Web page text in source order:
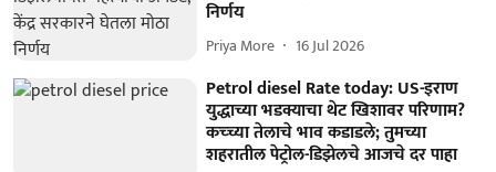
निर्णय
Priya More 16 Jul 2026
Petrol diesel Rate today: US-इराण
युद्धाच्या भडक्याचा थेट खिशावर परिणाम?
कच्च्या तेलाचे भाव कडाडले; तुमच्या
शहरातील पेट्रोल-डिझेलचे आजचे दर पाहा